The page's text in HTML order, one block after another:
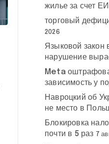
жилье за счет
торговый
2026
Языковой закон
нарушение
Meta
зависимость у
Навроцкий об
не место в
Блокировка
почти в 5 раз 7